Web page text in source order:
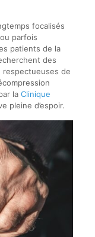
focalisés
parfois
patients de la
des
respectueuses de
la Clinique
pleine d’espoir.